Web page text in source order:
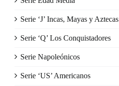
Serie ‘J’ Incas, Mayas y Aztecas
Serie ‘Q’ Los Conquistadores
Serie Napoleónicos
Serie ‘US’ Americanos